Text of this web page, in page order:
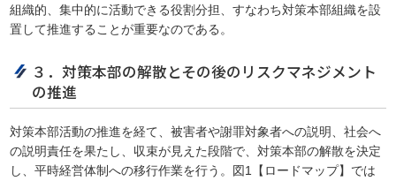
組織的、集中的に活動できる役割分担、すなわち対策本部組織を設
置して推進することが重要なのである。
３．対策本部の解散とその後のリスクマネジメント
の推進
対策本部活動の推進を経て、被害者や謝罪対象者への説明、社会へ
の説明責任を果たし、収束が見えた段階で、対策本部の解散を決定
し、平時経営体制への移行作業を行う。図1【ロードマップ】では